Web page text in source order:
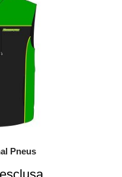
Pneus